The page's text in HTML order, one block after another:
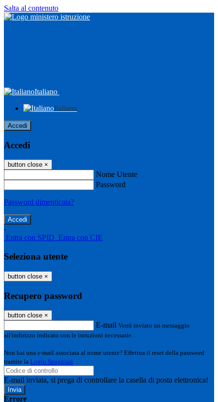
Salta al contenuto
Italiano
Italiano
Accedi
Accedi
button close ×
Nome Utente
Password
Password dimenticata?
-
Entra con SPID Entra con CIE
Seleziona utente
button close ×
Recupero password
button close ×
E-mail Verrà inviato un messaggio
all'indirizzo indicato con le istruzioni necessarie.
Non hai una e-mail associata al nome utente? Effettua il reset della password
tramite la Login Spaggiari
E-mail inviata, si prega di controllare la casella di posta elettronica!
Errore